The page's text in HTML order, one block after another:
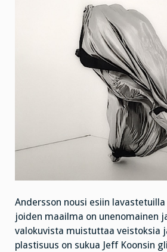
Andersson nousi esiin
joiden maailma on unenomainen
valokuvista muistuttaa veistoksia
plastisuus on sukua Jeff Koonsin